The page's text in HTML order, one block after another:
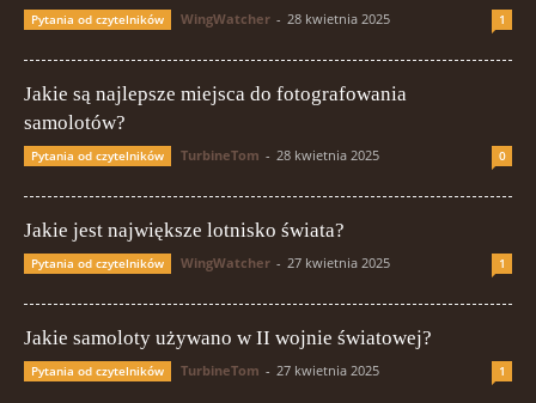
Pytania od czytelników WingWatcher - 28 kwietnia 2025 1
Jakie są najlepsze miejsca do fotografowania
samolotów?
Pytania od czytelników TurbineTom - 28 kwietnia 2025 0
Jakie jest największe lotnisko świata?
Pytania od czytelników WingWatcher - 27 kwietnia 2025 1
Jakie samoloty używano w II wojnie światowej?
Pytania od czytelników TurbineTom - 27 kwietnia 2025 1